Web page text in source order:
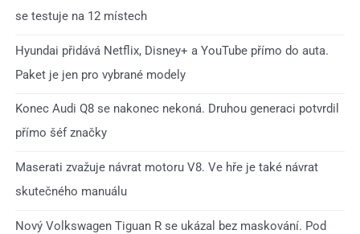
se testuje na 12 místech
Hyundai přidává Netflix, Disney+ a YouTube přímo do auta.
Paket je jen pro vybrané modely
Konec Audi Q8 se nakonec nekoná. Druhou generaci potvrdil
přímo šéf značky
Maserati zvažuje návrat motoru V8. Ve hře je také návrat
skutečného manuálu
Nový Volkswagen Tiguan R se ukázal bez maskování. Pod